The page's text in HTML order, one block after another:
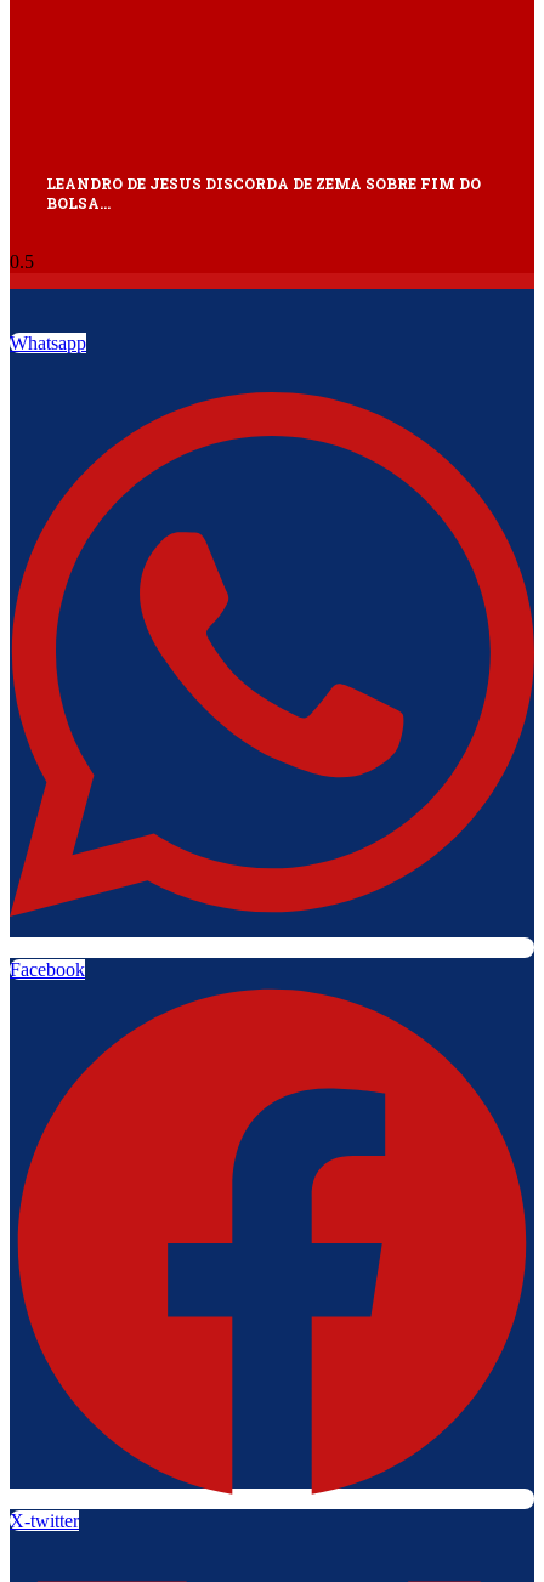
LEANDRO DE JESUS DISCORDA DE ZEMA SOBRE FIM DO
BOLSA…
Whatsapp
Facebook
X-twitter